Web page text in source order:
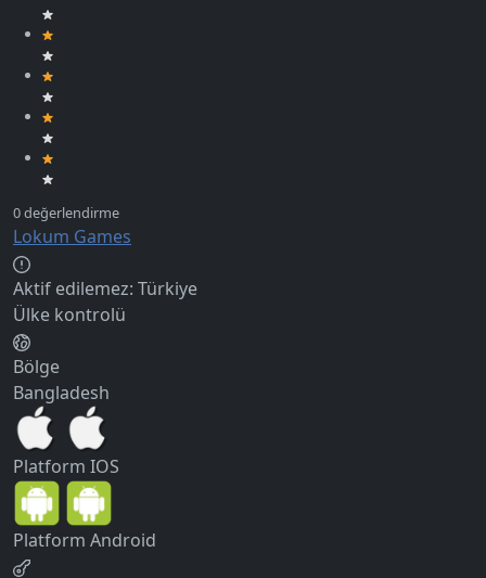
Lokum Games
Aktif edilemez: Türkiye
Ülke kontrolü
Bölge
Bangladesh
Platform IOS
Platform Android